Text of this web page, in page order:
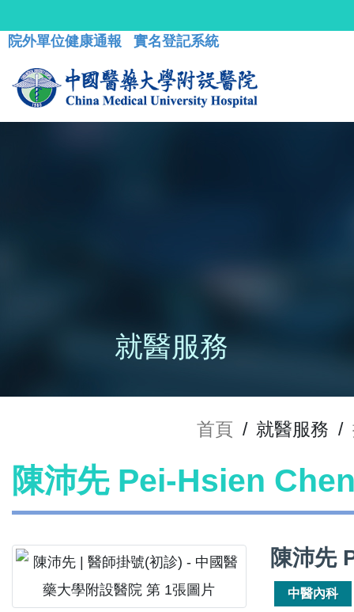
院外單位健康通報 實名登記系統
就醫服務
首頁 / 就醫服務 /
陳沛先 Pei-Hsien
陳沛先
中醫內科